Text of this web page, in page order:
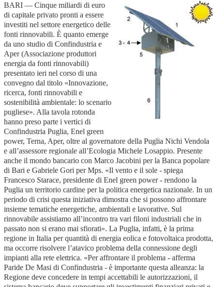
BARI — Cinque miliardi di euro
di capitale privato pronti a essere
investiti nel settore energetico delle
fonti rinnovabili. È quanto emerge
da uno studio di Confindustria e
Aper (Associazione produttori
energia da fonti rinnovabili)
presentato ieri nel corso di una
convegno dal titolo «Innovazione,
ricerca, fonti rinnovabili e
sostenibilità ambientale: lo scenario
pugliese». Alla tavola rotonda
hanno preso parte i vertici di
Confindustria Puglia, Enel green
power, Terna, Aper, oltre al governatore della Puglia Nichi Vendola
e all’assessore regionale all’Ecologia Michele Losappio. Presente
anche il mondo bancario con Marco Jacobini per la Banca popolare
di Bari e Gabriele Gori per Mps. «Il vento e il sole - spiega
Francesco Starace, presidente di Enel green power - rendono la
Puglia un territorio cardine per la politica energetica nazionale. In un
periodo di crisi questa iniziativa dimostra che si possono affrontare
insieme tematiche energetiche, ambientali e lavorative. Sul
rinnovabile assistiamo all’incontro tra vari filoni industriali che in
passato non si erano mai sfiorati». La Puglia, infatti, è la prima
regione in Italia per quantità di energia eolica e fotovoltaica prodotta,
ma occorre risolvere l’atavico problema della connessione degli
impianti alla rete elettrica. «Per affrontare il problema - afferma
Paride De Masi di Confindustria - è importante questa alleanza: la
Regione deve concedere in tempi accettabili le autorizzazioni, il